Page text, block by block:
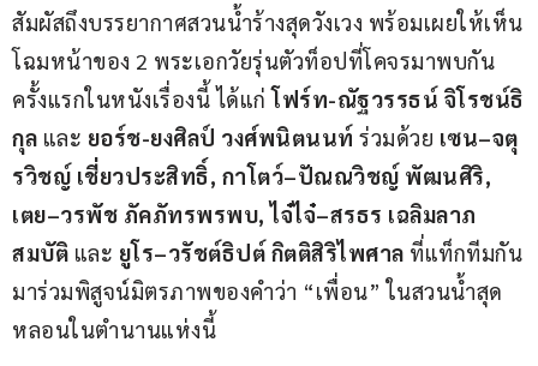
สัมผัสถึงบรรยากาศสวนน้ำร้างสุดวังเวง พร้อมเผยให้เห็น
โฉมหน้าของ 2 พระเอกวัยรุ่นตัวท็อปที่โคจรมาพบกัน
ครั้งแรกในหนังเรื่องนี้ ได้แก่ โฟร์ท-ณัฐวรรธน์ จิโรชน์ธิ
กุล และ ยอร์ช-ยงศิลป์ วงศ์พนิตนนท์ ร่วมด้วย เซน–จตุ
รวิชญ์ เชี่ยวประสิทธิ์, กาโตว์–ปัณณวิชญ์ พัฒนศิริ,
เตย–วรพัช ภัคภัทรพรพบ, ไจ๋ไจ๋–สรธร เฉลิมลาภ
สมบัติ และ ยูโร–วรัชต์ธิปต์ กิตติสิริไพศาล ที่แท็กทีมกัน
มาร่วมพิสูจน์มิตรภาพของคำว่า “เพื่อน” ในสวนน้ำสุด
หลอนในตำนานแห่งนี้